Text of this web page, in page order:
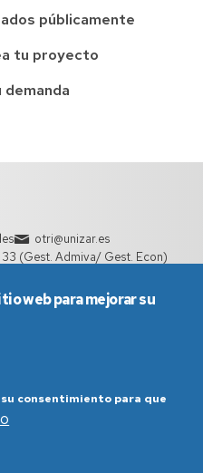
públicamente
tu proyecto
otri@unizar.es
(Gest. Admiva/ Gest. Econ)
web para mejorar su
consentimiento para que